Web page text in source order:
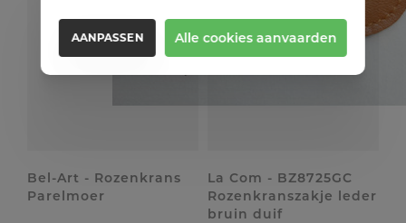
Bel-Art - Rozenkrans
Parelmoer
La Com - BZ8725GC
Rozenkranszakje leder
bruin duif
AANPASSEN Alle cookies aanvaarden